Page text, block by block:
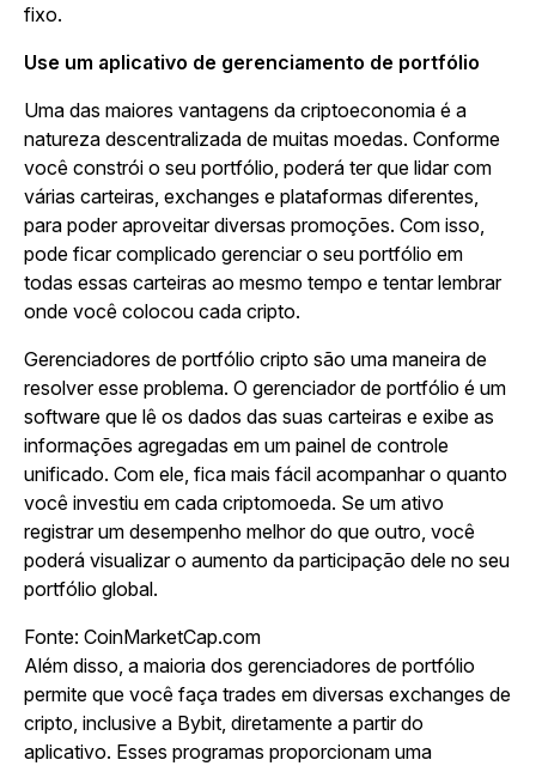
fixo.
Use um aplicativo de gerenciamento de portfólio
Uma das maiores vantagens da criptoeconomia é a
natureza descentralizada de muitas moedas. Conforme
você constrói o seu portfólio, poderá ter que lidar com
várias carteiras, exchanges e plataformas diferentes,
para poder aproveitar diversas promoções. Com isso,
pode ficar complicado gerenciar o seu portfólio em
todas essas carteiras ao mesmo tempo e tentar lembrar
onde você colocou cada cripto.
Gerenciadores de portfólio cripto são uma maneira de
resolver esse problema. O gerenciador de portfólio é um
software que lê os dados das suas carteiras e exibe as
informações agregadas em um painel de controle
unificado. Com ele, fica mais fácil acompanhar o quanto
você investiu em cada criptomoeda. Se um ativo
registrar um desempenho melhor do que outro, você
poderá visualizar o aumento da participação dele no seu
portfólio global.
Fonte: CoinMarketCap.com
Além disso, a maioria dos gerenciadores de portfólio
permite que você faça trades em diversas exchanges de
cripto, inclusive a Bybit, diretamente a partir do
aplicativo. Esses programas proporcionam uma